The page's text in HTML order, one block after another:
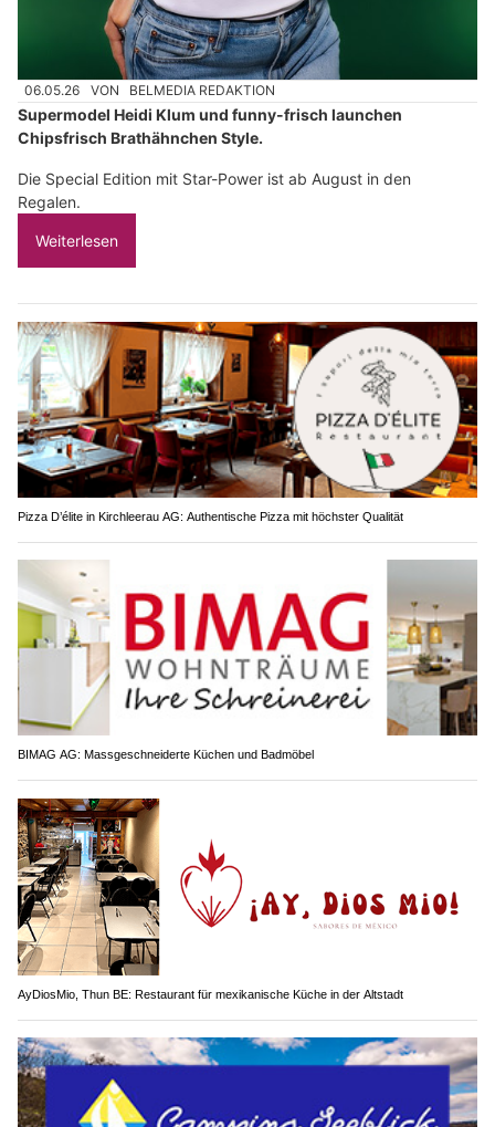
06.05.26 VON BELMEDIA REDAKTION
Supermodel Heidi Klum und funny-frisch launchen
Chipsfrisch Brathähnchen Style.
Die Special Edition mit Star-Power ist ab August in den
Regalen.
Weiterlesen
Pizza D’élite in Kirchleerau AG: Authentische Pizza mit höchster Qualität
BIMAG AG: Massgeschneiderte Küchen und Badmöbel
AyDiosMio, Thun BE: Restaurant für mexikanische Küche in der Altstadt